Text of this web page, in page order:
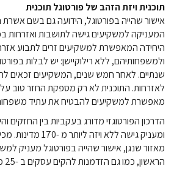
תוכנית ויזת הזהב של פורטוגל תוכנית
אישור שהייה בפורטוגל, הידועה גם בשם
המעניקה למשקיעים גישה לתושבות ואזרחות
היחידה המאפשרת למשקיעים זרים לתבוע
שנתיים. לאחר חמש שנים, המשקיעים זכאים
לאזרחות. התוכנית לא רק מספקת החזר טוב
מאפשרת למשקיעים להבטיח את עתיד
הדרכון הפורטוגזי מדורג בעקביות בין החזקים
ומעניק גישה ללא ויזה
מאזור שנגן, אישור שהייה בפורטוגל מעניק
הראשון, כמו גם הזדמנות להקים עסקים ב -25 מדינות אירופה אחרות.